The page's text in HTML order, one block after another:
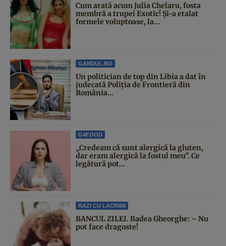
Cum arată acum Julia Chelaru, fosta
membră a trupei Exotic! Și-a etalat
formele voluptoase, la...
GANDUL.RO
Un politician de top din Libia a dat în
judecată Poliția de Frontieră din
România...
G4FOOD
„Credeam că sunt alergică la gluten,
dar eram alergică la fostul meu”. Ce
legătură pot...
RAZI CU LACRIMI
BANCUL ZILEI. Badea Gheorghe: – Nu
pot face dragoste!